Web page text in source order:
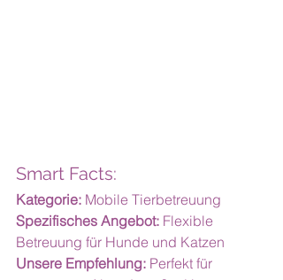
Smart Facts:
Kategorie: Mobile Tierbetreuung
Spezifisches Angebot: Flexible
Betreuung für Hunde und Katzen
Unsere Empfehlung: Perfekt für